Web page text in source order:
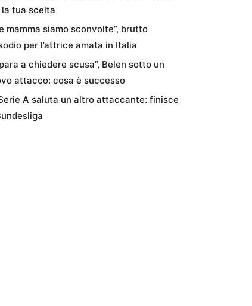
la tua scelta
mamma siamo sconvolte”, brutto
per l’attrice amata in Italia
a chiedere scusa”, Belen sotto un
attacco: cosa è successo
A saluta un altro attaccante: finisce